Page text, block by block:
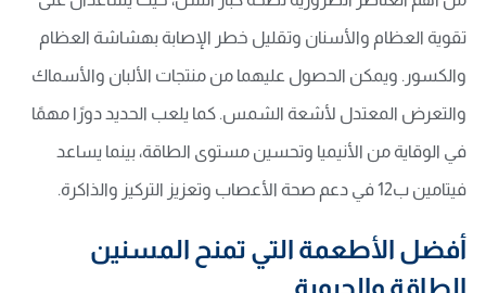
تقوية العظام والأسنان وتقليل خطر الإصابة بهشاشة العظام
والكسور. ويمكن الحصول عليهما من منتجات الألبان والأسماك
والتعرض المعتدل لأشعة الشمس. كما يلعب الحديد دورًا مهمًا
في الوقاية من الأنيميا وتحسين مستوى الطاقة، بينما يساعد
فيتامين ب12 في دعم صحة الأعصاب وتعزيز التركيز والذاكرة.
أفضل الأطعمة التي تمنح المسنين
الطاقة والحيوية